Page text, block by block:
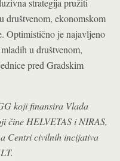
strategija pružiti
društvenom, ekonomskom
Optimistično je najavljeno
u društvenom,
pred Gradskim
koji finansira Vlada
čine HELVETAS i NIRAS,
Centri civilnih incijativa